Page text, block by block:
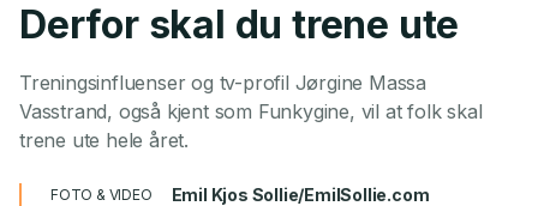
Derfor skal du trene ute
Treningsinfluenser og tv-profil Jørgine Massa
Vasstrand, også kjent som Funkygine, vil at folk skal
trene ute hele året.
FOTO & VIDEO Emil Kjos Sollie/EmilSollie.com